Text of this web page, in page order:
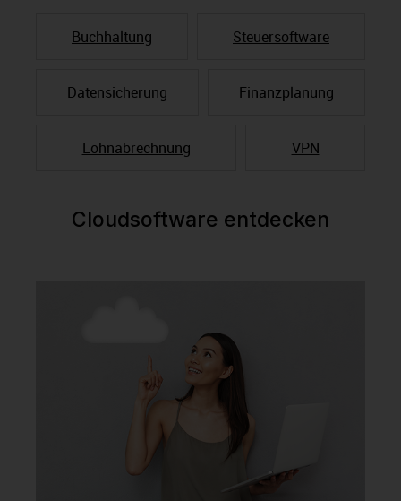
Buchhaltung Steuersoftware
Datensicherung Finanzplanung
Lohnabrechnung VPN
Cloudsoftware entdecken